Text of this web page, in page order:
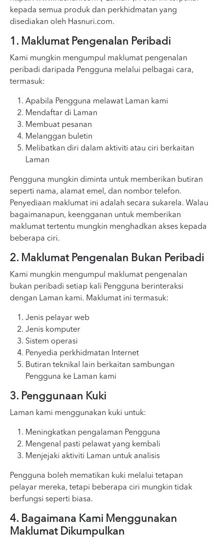
kepada semua produk dan perkhidmatan yang
disediakan oleh Hasnuri.com.
1. Maklumat Pengenalan Peribadi
Kami mungkin mengumpul maklumat pengenalan
peribadi daripada Pengguna melalui pelbagai cara,
termasuk:
Apabila Pengguna melawat Laman kami
Mendaftar di Laman
Membuat pesanan
Melanggan buletin
Melibatkan diri dalam aktiviti atau ciri berkaitan
Laman
Pengguna mungkin diminta untuk memberikan butiran
seperti nama, alamat emel, dan nombor telefon.
Penyediaan maklumat ini adalah secara sukarela. Walau
bagaimanapun, keengganan untuk memberikan
maklumat tertentu mungkin menghadkan akses kepada
beberapa ciri.
2. Maklumat Pengenalan Bukan Peribadi
Kami mungkin mengumpul maklumat pengenalan
bukan peribadi setiap kali Pengguna berinteraksi
dengan Laman kami. Maklumat ini termasuk:
Jenis pelayar web
Jenis komputer
Sistem operasi
Penyedia perkhidmatan Internet
Butiran teknikal lain berkaitan sambungan
Pengguna ke Laman kami
3. Penggunaan Kuki
Laman kami menggunakan kuki untuk:
Meningkatkan pengalaman Pengguna
Mengenal pasti pelawat yang kembali
Menjejaki aktiviti Laman untuk analisis
Pengguna boleh mematikan kuki melalui tetapan
pelayar mereka, tetapi beberapa ciri mungkin tidak
berfungsi seperti biasa.
4. Bagaimana Kami Menggunakan
Maklumat Dikumpulkan